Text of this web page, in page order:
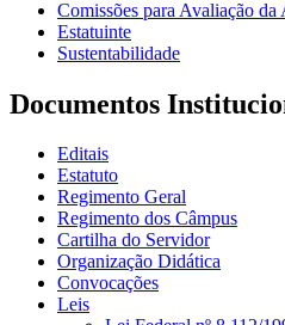
Comissões para Avaliação
Estatuinte
Sustentabilidade
Documentos
Editais
Estatuto
Regimento Geral
Regimento dos Câmpus
Cartilha do Servidor
Organização Didática
Convocações
Leis